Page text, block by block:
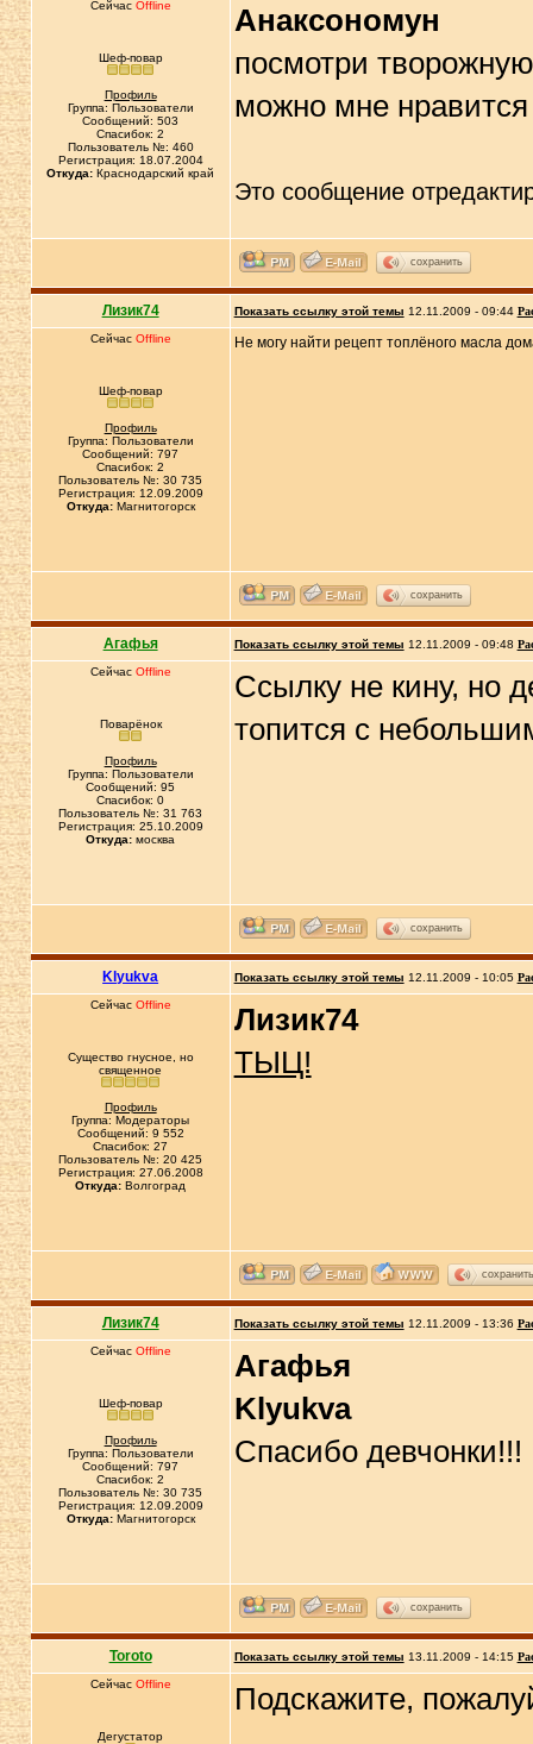
Сейчас Offline
Шеф-повар
Профиль
Группа: Пользователи
Сообщений: 503
Спасибок: 2
Пользователь №: 460
Регистрация: 18.07.2004
Откуда: Краснодарский край
Анаксономун
посмотри
можно мне
Это сообщение
сохранить
Лизик74 Показать ссылку этой темы 12.11.2009 - 09:44
Сейчас Offline
Шеф-повар
Профиль
Группа: Пользователи
Сообщений: 797
Спасибок: 2
Пользователь №: 30 735
Регистрация: 12.09.2009
Откуда:Магнитогорск
Не могу найти рецепт топлёного масла
сохранить
Агафья Показать ссылку этой темы 12.11.2009 - 09:48
Сейчас Offline
Поварёнок
Профиль
Группа: Пользователи
Сообщений: 95
Спасибок: 0
Пользователь №: 31 763
Регистрация: 25.10.2009
Откуда: москва
Ссылку не кину, но
топится с
сохранить
Klyukva Показать ссылку этой темы 12.11.2009 - 10:05
Сейчас Offline
Существо гнусное, но
священное
Профиль
Группа: Модераторы
Сообщений: 9 552
Спасибок: 27
Пользователь №: 20 425
Регистрация: 27.06.2008
Откуда: Волгоград
Лизик74
ТЫЦ!
сохранить
Лизик74 Показать ссылку этой темы 12.11.2009 - 13:36
Сейчас Offline
Шеф-повар
Профиль
Группа: Пользователи
Сообщений: 797
Спасибок: 2
Пользователь №: 30 735
Регистрация: 12.09.2009
Откуда:Магнитогорск
Агафья
Klyukva
Спасибо девчонки!!!
сохранить
Toroto Показать ссылку этой темы 13.11.2009 - 14:15
Сейчас Offline
Дегустатор
Подскажите,